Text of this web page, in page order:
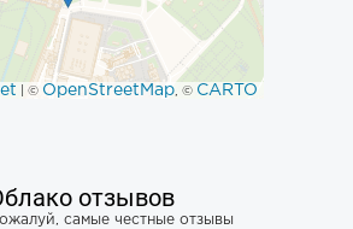
| © OpenStreetMap, © CARTO
отзывов
самые честные отзывы